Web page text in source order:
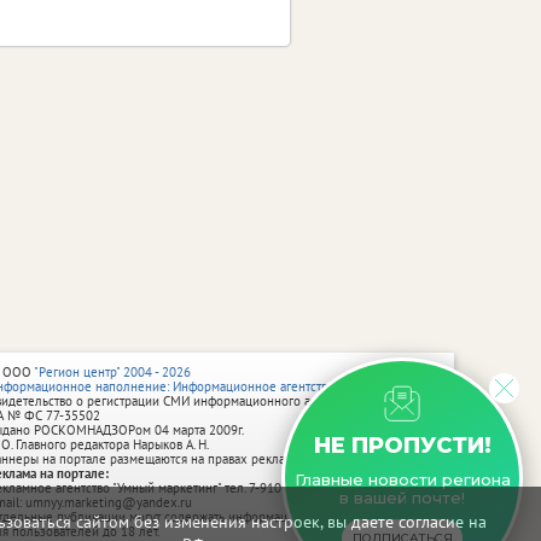
сайтом без изменения настроек, вы даете согласие на
НЕ ПРОПУСТИ!
Главные новости региона
в вашей почте!
"Регион центр" 2004 - 2026
наполнение: Информационное агентство vRossii.ru
о регистрации СМИ информационного агентства vRossii.ru
№ ФС 77‑35502
РОСКОМНАДЗОРом 04 марта 2009г.
Главного редактора Нарыков А. Н.
на портале размещаются на правах рекламы.
на портале:
агентство "Умный маркетинг" тел. 7-910-267-70-40,
umnyy.marketing@yandex.ru
публикации могут содержать информацию, не предназначенную
пользователей до 18 лет.